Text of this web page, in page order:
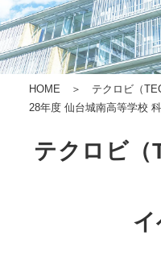
HOME ＞ テクロビ（
28年度 仙台城南高等学校
テクロビ（
イ